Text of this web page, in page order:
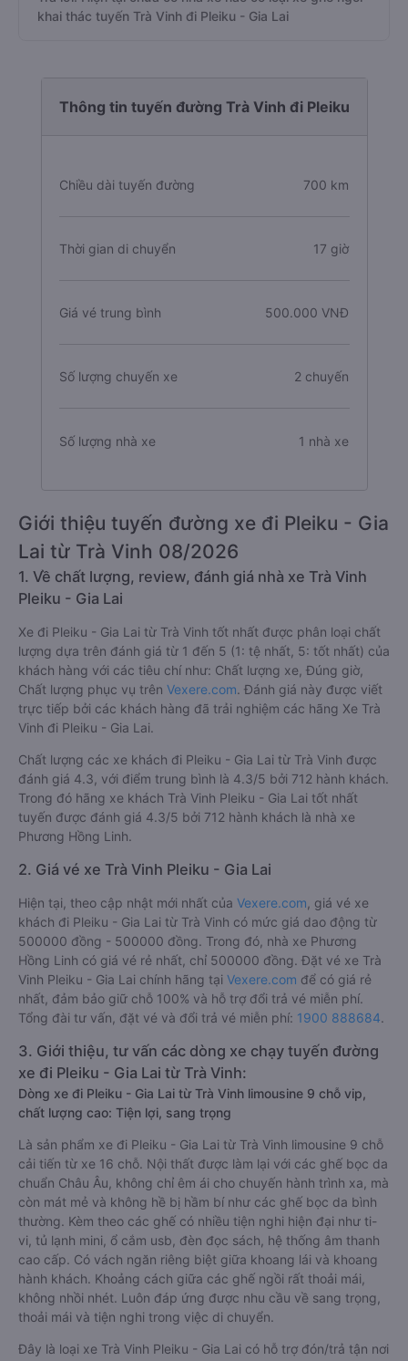
khai thác tuyến Trà Vinh đi Pleiku - Gia Lai
Thông tin tuyến đường Trà Vinh đi Pleiku
Chiều dài tuyến đường 700 km
Thời gian di chuyển 17 giờ
Giá vé trung bình 500.000 VNĐ
Số lượng chuyến xe 2 chuyến
Số lượng nhà xe 1 nhà xe
Giới thiệu tuyến đường xe đi Pleiku - Gia
Lai từ Trà Vinh 08/2026
1. Về chất lượng, review, đánh giá nhà xe Trà Vinh
Pleiku - Gia Lai
Xe đi Pleiku - Gia Lai từ Trà Vinh tốt nhất được phân loại chất
lượng dựa trên đánh giá từ 1 đến 5 (1: tệ nhất, 5: tốt nhất) của
khách hàng với các tiêu chí như: Chất lượng xe, Đúng giờ,
Chất lượng phục vụ trên Vexere.com. Đánh giá này được viết
trực tiếp bởi các khách hàng đã trải nghiệm các hãng Xe Trà
Vinh đi Pleiku - Gia Lai.
Chất lượng các xe khách đi Pleiku - Gia Lai từ Trà Vinh được
đánh giá 4.3, với điểm trung bình là 4.3/5 bởi 712 hành khách.
Trong đó hãng xe khách Trà Vinh Pleiku - Gia Lai tốt nhất
tuyến được đánh giá 4.3/5 bởi 712 hành khách là nhà xe
Phương Hồng Linh.
2. Giá vé xe Trà Vinh Pleiku - Gia Lai
Hiện tại, theo cập nhật mới nhất của Vexere.com , giá vé xe
khách đi Pleiku - Gia Lai từ Trà Vinh có mức giá dao động từ
500000 đồng - 500000 đồng. Trong đó, nhà xe Phương
Hồng Linh có giá vé rẻ nhất, chỉ 500000 đồng. Đặt vé xe Trà
Vinh Pleiku - Gia Lai chính hãng tại Vexere.com để có giá rẻ
nhất, đảm bảo giữ chỗ 100% và hỗ trợ đổi trả vé miễn phí.
Tổng đài tư vấn, đặt vé và đổi trả vé miễn phí: 1900 888684.
3. Giới thiệu, tư vấn các dòng xe chạy tuyến đường
xe đi Pleiku - Gia Lai từ Trà Vinh:
Dòng xe đi Pleiku - Gia Lai từ Trà Vinh limousine 9 chỗ vip,
chất lượng cao: Tiện lợi, sang trọng
Là sản phẩm xe đi Pleiku - Gia Lai từ Trà Vinh limousine 9 chỗ
cải tiến từ xe 16 chỗ. Nội thất được làm lại với các ghế bọc da
chuẩn Châu Âu, không chỉ êm ái cho chuyến hành trình xa, mà
còn mát mẻ và không hề bị hầm bí như các ghế bọc da bình
thường. Kèm theo các ghế có nhiều tiện nghi hiện đại như ti-
vi, tủ lạnh mini, ổ cắm usb, đèn đọc sách, hệ thống âm thanh
cao cấp. Có vách ngăn riêng biệt giữa khoang lái và khoang
hành khách. Khoảng cách giữa các ghế ngồi rất thoải mái,
không nhồi nhét. Luôn đáp ứng được nhu cầu về sang trọng,
thoải mái và tiện nghi trong việc di chuyển.
Đây là loại xe Trà Vinh Pleiku - Gia Lai có hỗ trợ đón/trả tận nơi